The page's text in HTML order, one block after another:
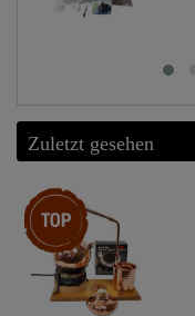
Zuletzt gesehen
Artikelpaket